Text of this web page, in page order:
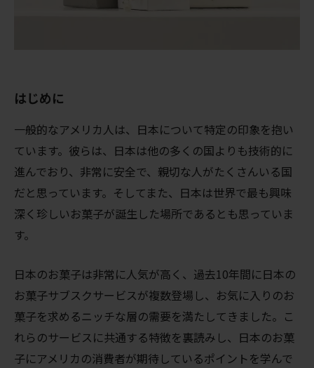
はじめに
一般的なアメリカ人は、日本について特定の印象を抱い
ています。彼らは、日本は他の多くの国よりも技術的に
進んでおり、非常に安全で、親切な人がたくさんいる国
だと思っています。そしてまた、日本は世界で最も興味
深く珍しいお菓子が誕生した場所であるとも思っていま
す。
日本のお菓子は非常に人気が高く、過去10年間に日本の
お菓子サブスクサービスが複数登場し、お気に入りのお
菓子を求めるニッチな層の需要を満たしてきました。こ
れらのサービスに共通する特徴を裏読みし、日本のお菓
子にアメリカの消費者が期待しているポイントを学んで